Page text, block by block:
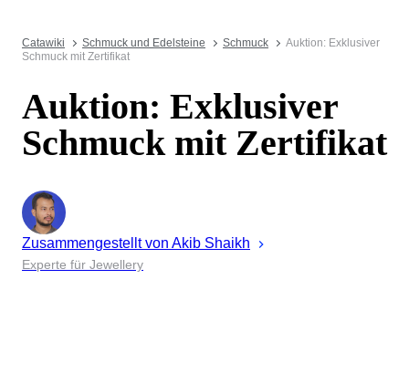
Catawiki Schmuck und Edelsteine Schmuck
Auktion: Exklusiver
Schmuck mit Zertifikat
Auktion: Exklusiver
Schmuck mit Zertifikat
Zusammengestellt von Akib Shaikh
Experte für Jewellery